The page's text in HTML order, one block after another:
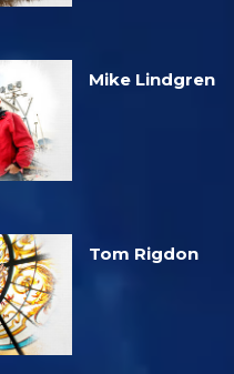
Mike Lindgren
Tom Rigdon